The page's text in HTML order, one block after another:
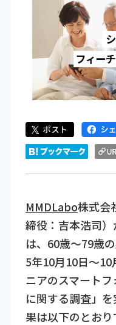
MMDLabo株式会
締役：吉本浩司
は、60歳～79歳
5年10月10日～
ニアのスマート
に関する調査」
果は以下のとおり